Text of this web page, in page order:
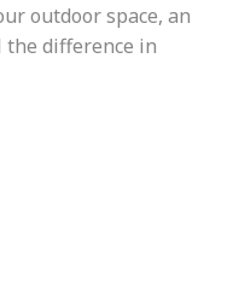
outdoor space, an
the difference in